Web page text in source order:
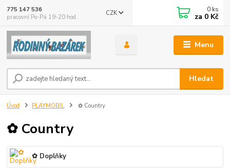
Menu
CZK
Hledat
775 147 536
pracovní Po-Pá 19-20 hod.
0 ks
za 0 Kč
Úvod PLAYMOBIL ✿ Country
✿ Country
✿ Doplňky